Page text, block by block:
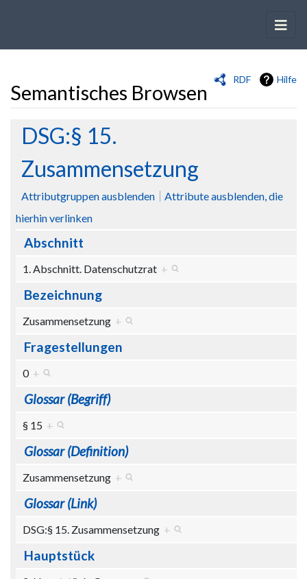
RDF Hilfe
Semantisches Browsen
Wechseln zu: Navigation
DSG:§ 15.
Zusammensetzung
Attributgruppen ausblenden
Attribute ausblenden, die
hierhin verlinken
Abschnitt
1. Abschnitt. Datenschutzrat +
Bezeichnung
Zusammensetzung +
Fragestellungen
0 +
Glossar (Begriff)
§ 15 +
Glossar (Definition)
Zusammensetzung +
Glossar (Link)
DSG:§ 15. Zusammensetzung +
Hauptstück